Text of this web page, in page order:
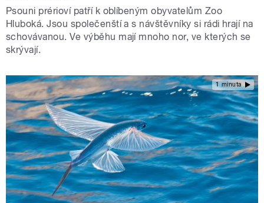
Psouni prérioví patří k oblíbeným obyvatelům Zoo
Hluboká. Jsou společenští a s návštěvníky si rádi hrají na
schovávanou. Ve výběhu mají mnoho nor, ve kterých se
skrývají.
1 minuta